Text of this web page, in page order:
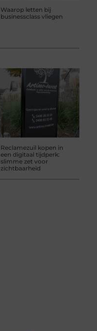
Waarop letten bij
businessclass vliegen
Reclamezuil kopen in
een digitaal tijdperk:
slimme zet voor
zichtbaarheid